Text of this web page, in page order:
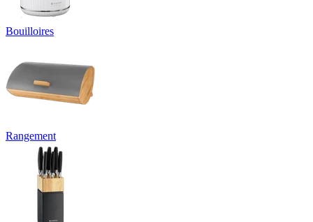
Bouilloires
Rangement